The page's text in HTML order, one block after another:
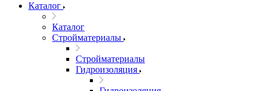
Каталог
Каталог
Стройматериалы
Стройматериалы
Гидроизоляция